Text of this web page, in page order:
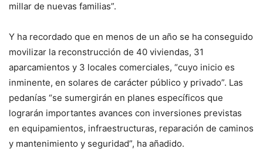
millar de nuevas familias”.
Y ha recordado que en menos de un año se ha conseguido
movilizar la reconstrucción de 40 viviendas, 31
aparcamientos y 3 locales comerciales, “cuyo inicio es
inminente, en solares de carácter público y privado”. Las
pedanías “se sumergirán en planes específicos que
lograrán importantes avances con inversiones previstas
en equipamientos, infraestructuras, reparación de caminos
y mantenimiento y seguridad”, ha añadido.